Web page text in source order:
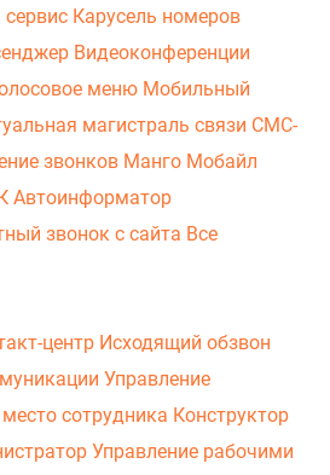
Карусель номеров
Видеоконференции
меню Мобильный
магистраль связи СМС-
звонков Манго Мобайл
Автоинформатор
звонок с сайта Все
центр Исходящий обзвон
Управление
сотрудника Конструктор
Управление рабочими